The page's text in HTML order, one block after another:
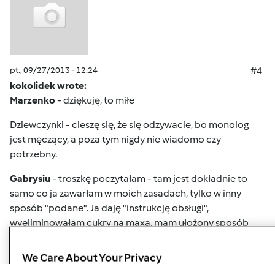
pt., 09/27/2013 - 12:24
#4
kokolidek wrote:
Marzenko- dziękuję, to miłe
Dziewczynki - cieszę się, że się odzywacie, bo monolog
jest męczący, a poza tym nigdy nie wiadomo czy
potrzebny.
Gabrysiu- troszkę poczytałam - tam jest dokładnie to
samo co ja zawarłam w moich zasadach, tylko w inny
sposób "podane". Ja daję "instrukcję obsługi",
wyeliminowałam cukry na maxa, mam ułożony sposób
węglowodany ograniczone, przewaga warzyw itd.
We Care About Your Privacy